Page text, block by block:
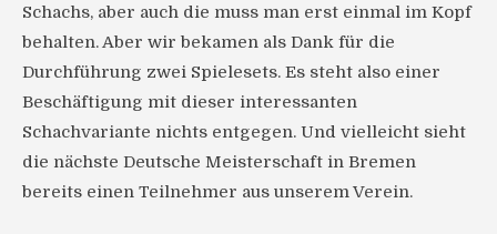
Schachs, aber auch die muss man erst einmal im Kopf
behalten. Aber wir bekamen als Dank für die
Durchführung zwei Spielesets. Es steht also einer
Beschäftigung mit dieser interessanten
Schachvariante nichts entgegen. Und vielleicht sieht
die nächste Deutsche Meisterschaft in Bremen
bereits einen Teilnehmer aus unserem Verein.